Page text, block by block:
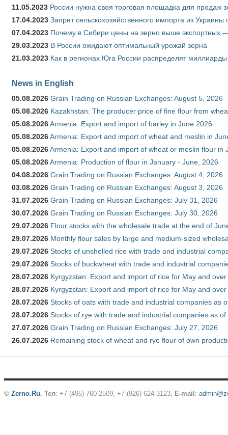
11.05.2023 России нужна своя торговая площадка для продаж
17.04.2023 Запрет сельскохозяйственного импорта из
07.04.2023 Почему в Сибири цены на зерно выше экспортных
29.03.2023 В России ожидают оптимальный урожай зерна
21.03.2023 Как в регионах Юга России распределят
News in English
05.08.2026 Grain Trading on Russian Exchanges: August 5, 2026
05.08.2026 Kazakhstan: The producer price of fine flour from
05.08.2026Armenia: Export and import of barley in June 2026
05.08.2026Armenia: Export and import of wheat and meslin in
05.08.2026Armenia: Export and import of wheat or meslin flour in
05.08.2026Armenia: Production of flour in January - June, 2026
04.08.2026 Grain Trading on Russian Exchanges: August 4, 2026
03.08.2026 Grain Trading on Russian Exchanges: August 3, 2026
31.07.2026 Grain Trading on Russian Exchanges: July 31, 2026
30.07.2026 Grain Trading on Russian Exchanges: July 30, 2026
29.07.2026 Flour stocks with the wholesale trade at the end of
29.07.2026 Monthly flour sales by large and medium-sized
29.07.2026 Stocks of unshelled rice with trade and industrial
29.07.2026 Stocks of buckwheat with trade and industrial
28.07.2026 Kyrgyzstan: Export and import of rice for May and
28.07.2026 Kyrgyzstan: Export and import of rice for May and
28.07.2026 Stocks of oats with trade and industrial companies as
28.07.2026 Stocks of rye with trade and industrial companies as
27.07.2026 Grain Trading on Russian Exchanges: July 27, 2026
26.07.2026 Remaining stock of wheat and rye flour of own
© Zerno.Ru. Тел: +7 (495) 760-2509, +7 (926) 624-3123, E-mail :